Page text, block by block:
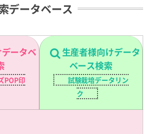
データベース
ータベ
POP印
生産者様向けデータ
ベース検索
試験栽培データリン
ク